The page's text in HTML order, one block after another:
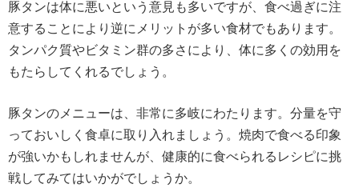
豚タンは体に悪いという意見も多いですが、食べ過ぎに注
意することにより逆にメリットが多い食材でもあります。
タンパク質やビタミン群の多さにより、体に多くの効用を
もたらしてくれるでしょう。
豚タンのメニューは、非常に多岐にわたります。分量を守
っておいしく食卓に取り入れましょう。焼肉で食べる印象
が強いかもしれませんが、健康的に食べられるレシピに挑
戦してみてはいかがでしょうか。